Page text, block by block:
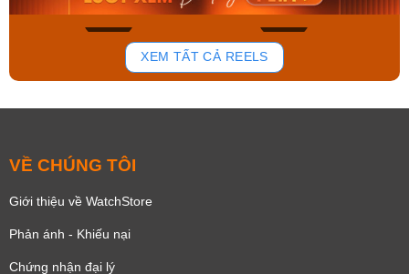
899
XEM TẤT CẢ REELS
VỀ CHÚNG TÔI
Giới thiệu về WatchStore
Phản ánh - Khiếu nại
Chứng nhận đại lý